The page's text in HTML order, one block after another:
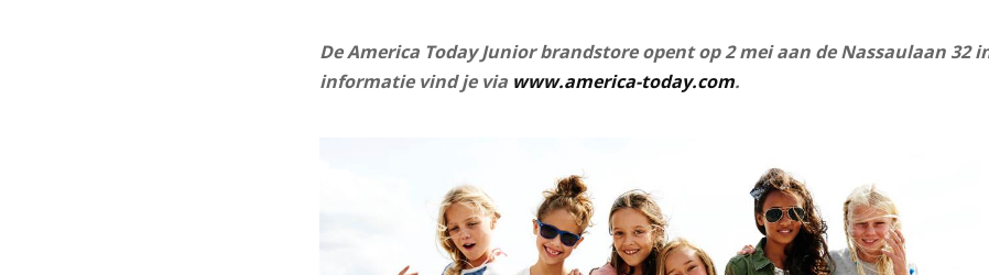
De America Today Junior brandstore opent op 2 mei aan de Nassaulaan 32
informatie vind je via www.america-today.com.